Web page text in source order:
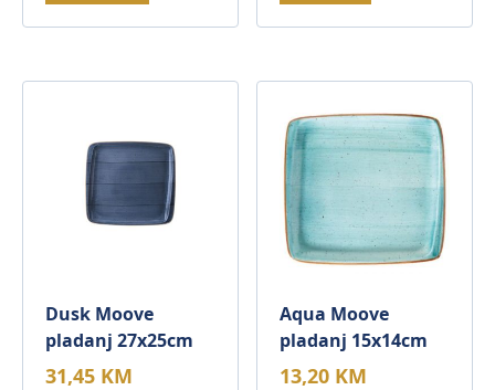
Dusk Moove
pladanj 27x25cm
31,45 KM
Aqua Moove
pladanj 15x14cm
13,20 KM